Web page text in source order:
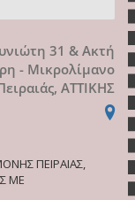
31 & Ακτή
- Μικρολίμανο
ΑΤΤΙΚΗΣ
ΠΕΙΡΑΙΑΣ,
ΜΕ